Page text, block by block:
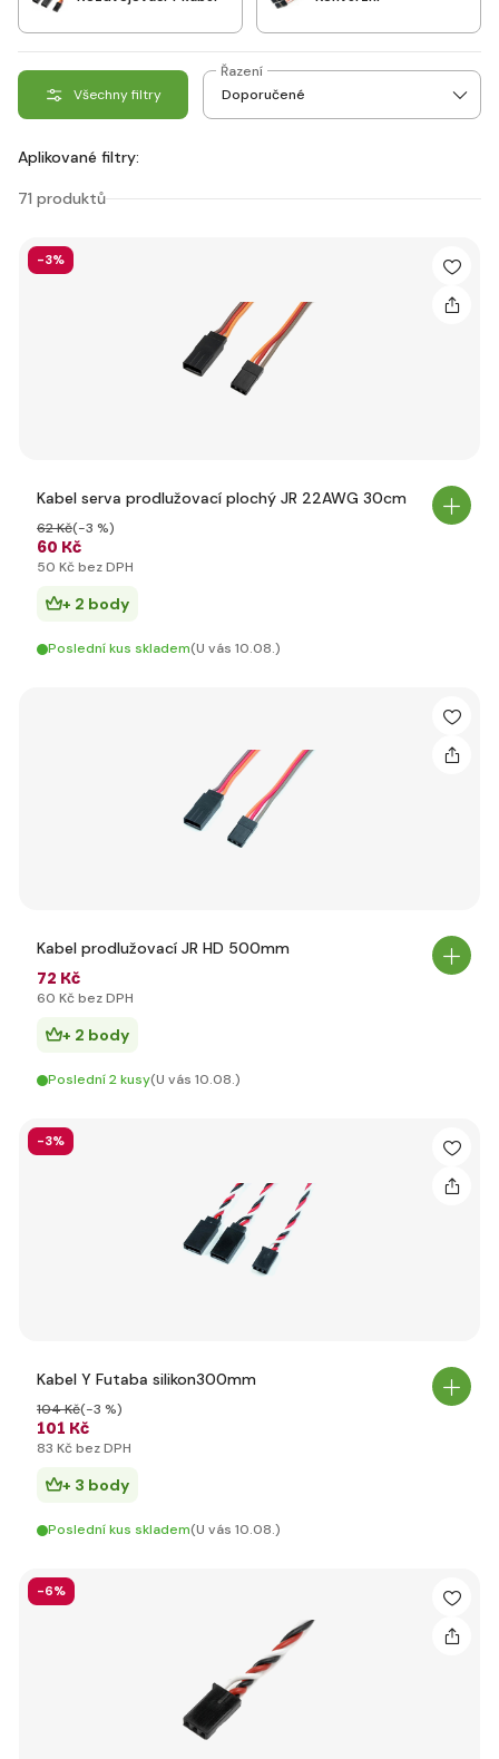
Všechny filtry
Řazení
Aplikované filtry:
71 produktů
-3%
Kabel serva prodlužovací plochý JR 22AWG 30cm
60 Kč
62 Kč(-3 %)
50 Kč bez DPH
+ 2 body
Poslední kus skladem(U vás 10.08.)
Kabel prodlužovací JR HD 500mm
72 Kč
60 Kč bez DPH
+ 2 body
Poslední 2 kusy(U vás 10.08.)
-3%
Kabel Y Futaba silikon300mm
101 Kč
104 Kč(-3 %)
83 Kč bez DPH
+ 3 body
Poslední kus skladem(U vás 10.08.)
-6%